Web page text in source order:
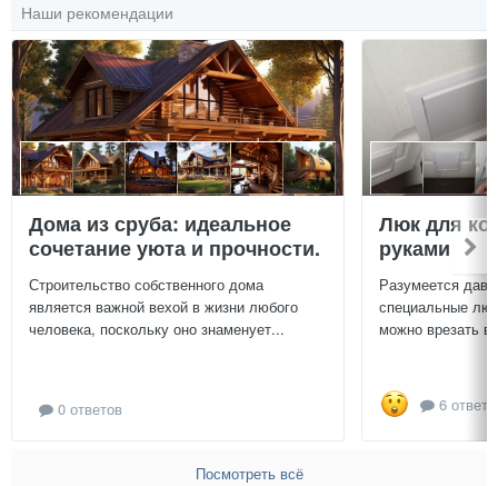
Наши рекомендации
Дома из сруба: идеальное
сочетание уюта и прочности.
Строительство собственного дома
является важной вехой в жизни любого
человека, поскольку оно знаменует...
0 ответов
Люк для
руками
Разумеется
специальные
можно врезать
6
Посмотреть всё